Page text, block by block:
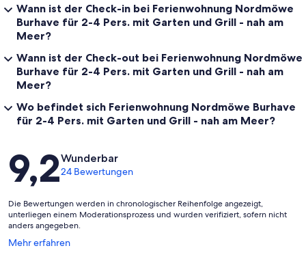
Wann ist der Check-in bei Ferienwohnung Nordmöwe
Burhave für 2-4 Pers. mit Garten und Grill - nah am
Meer?
Wann ist der Check-out bei Ferienwohnung Nordmöwe
Burhave für 2-4 Pers. mit Garten und Grill - nah am
Meer?
Wo befindet sich Ferienwohnung Nordmöwe Burhave
für 2-4 Pers. mit Garten und Grill - nah am Meer?
Bewertungen
9,2Wunderbar
24 Bewertungen
Die Bewertungen werden in chronologischer Reihenfolge angezeigt,
unterliegen einem Moderationsprozess und wurden verifiziert, sofern nicht
anders angegeben.
Mehr erfahren
Wird